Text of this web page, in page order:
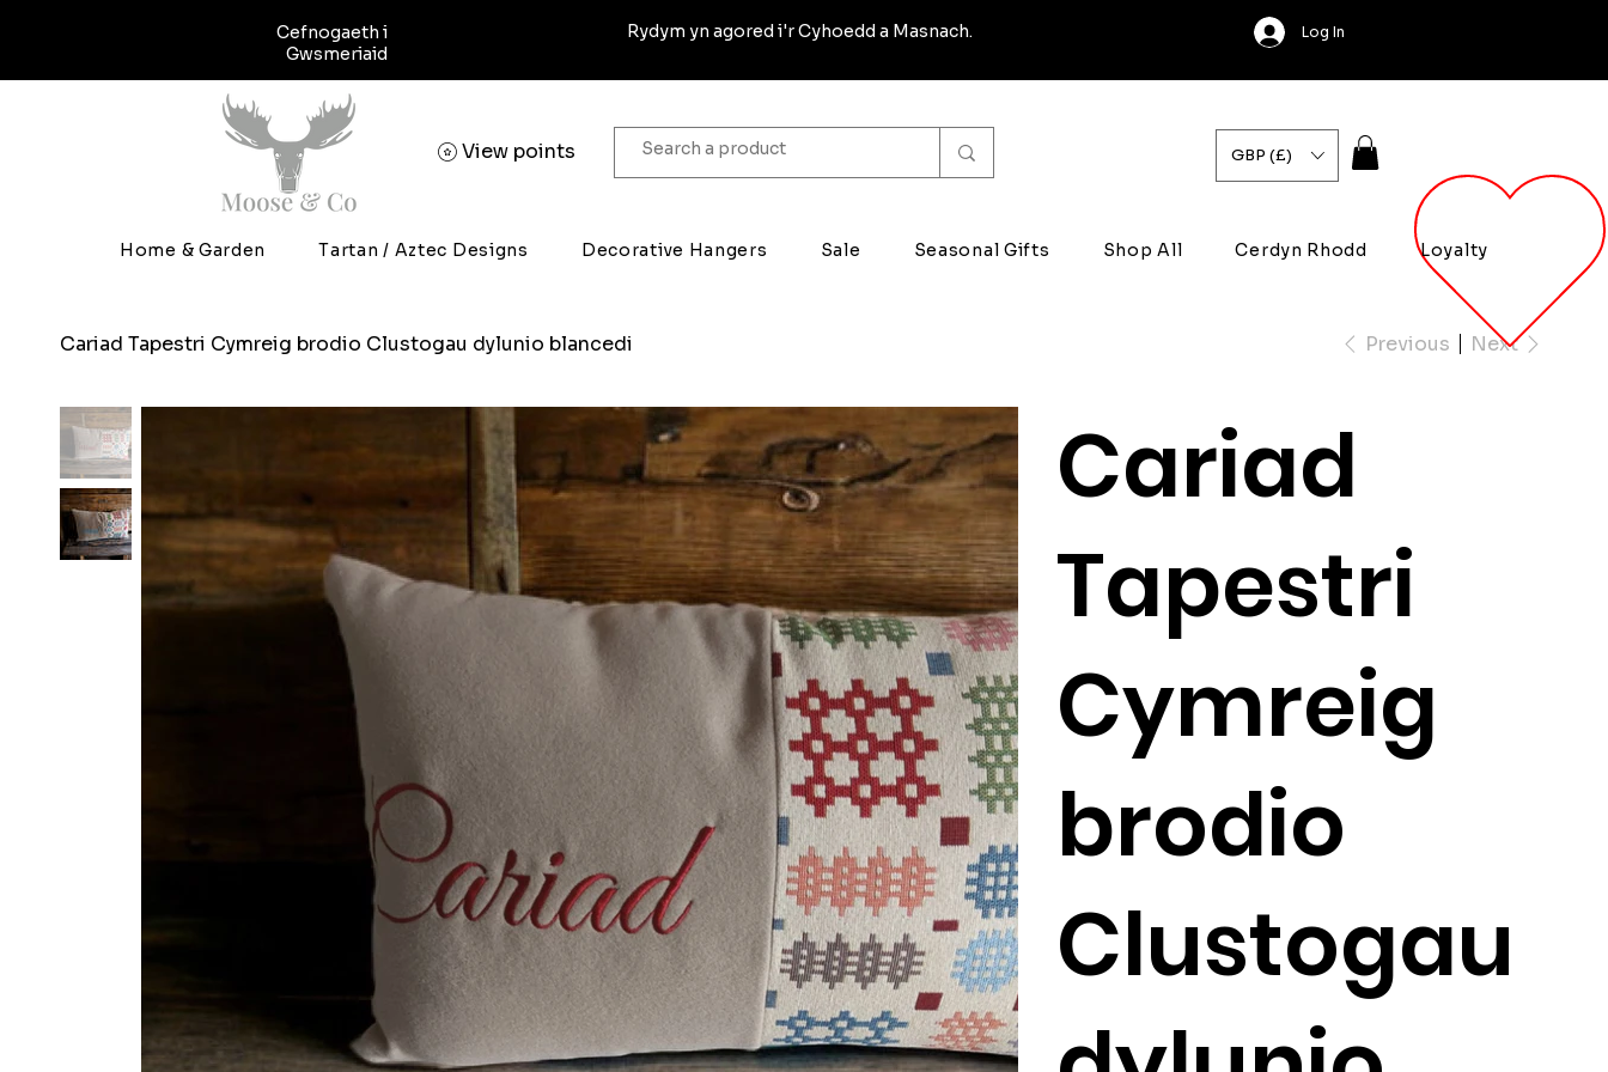
Cefnogaeth i
Gwsmeriaid
Rydym yn agored i'r Cyhoedd a Masnach. Log In
View points GBP (£)
Home & Garden Tartan / Aztec Designs Decorative Hangers Sale Seasonal Gifts Shop All Cerdyn Rhodd Loyalty
Cariad Tapestri Cymreig brodio Clustogau dylunio blancedi Previous Next
Cariad
Tapestri
Cymreig
brodio
Clustogau